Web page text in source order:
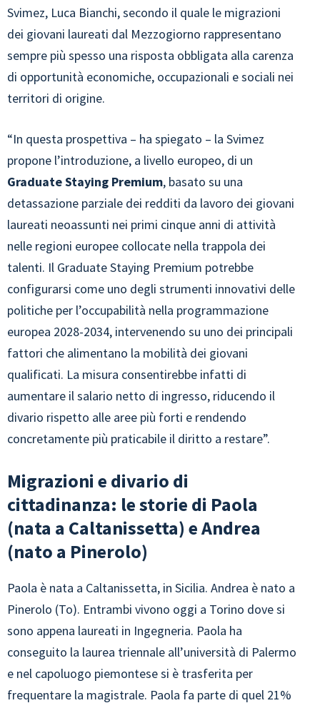
Svimez, Luca Bianchi, secondo il quale le migrazioni
dei giovani laureati dal Mezzogiorno rappresentano
sempre più spesso una risposta obbligata alla carenza
di opportunità economiche, occupazionali e sociali nei
territori di origine.
“In questa prospettiva – ha spiegato – la Svimez
propone l’introduzione, a livello europeo, di un
Graduate Staying Premium, basato su una
detassazione parziale dei redditi da lavoro dei giovani
laureati neoassunti nei primi cinque anni di attività
nelle regioni europee collocate nella trappola dei
talenti. Il Graduate Staying Premium potrebbe
configurarsi come uno degli strumenti innovativi delle
politiche per l’occupabilità nella programmazione
europea 2028-2034, intervenendo su uno dei principali
fattori che alimentano la mobilità dei giovani
qualificati. La misura consentirebbe infatti di
aumentare il salario netto di ingresso, riducendo il
divario rispetto alle aree più forti e rendendo
concretamente più praticabile il diritto a restare”.
Migrazioni e divario di
cittadinanza: le storie di Paola
(nata a Caltanissetta) e Andrea
(nato a Pinerolo)
Paola è nata a Caltanissetta, in Sicilia. Andrea è nato a
Pinerolo (To). Entrambi vivono oggi a Torino dove si
sono appena laureati in Ingegneria. Paola ha
conseguito la laurea triennale all’università di Palermo
e nel capoluogo piemontese si è trasferita per
frequentare la magistrale. Paola fa parte di quel 21%